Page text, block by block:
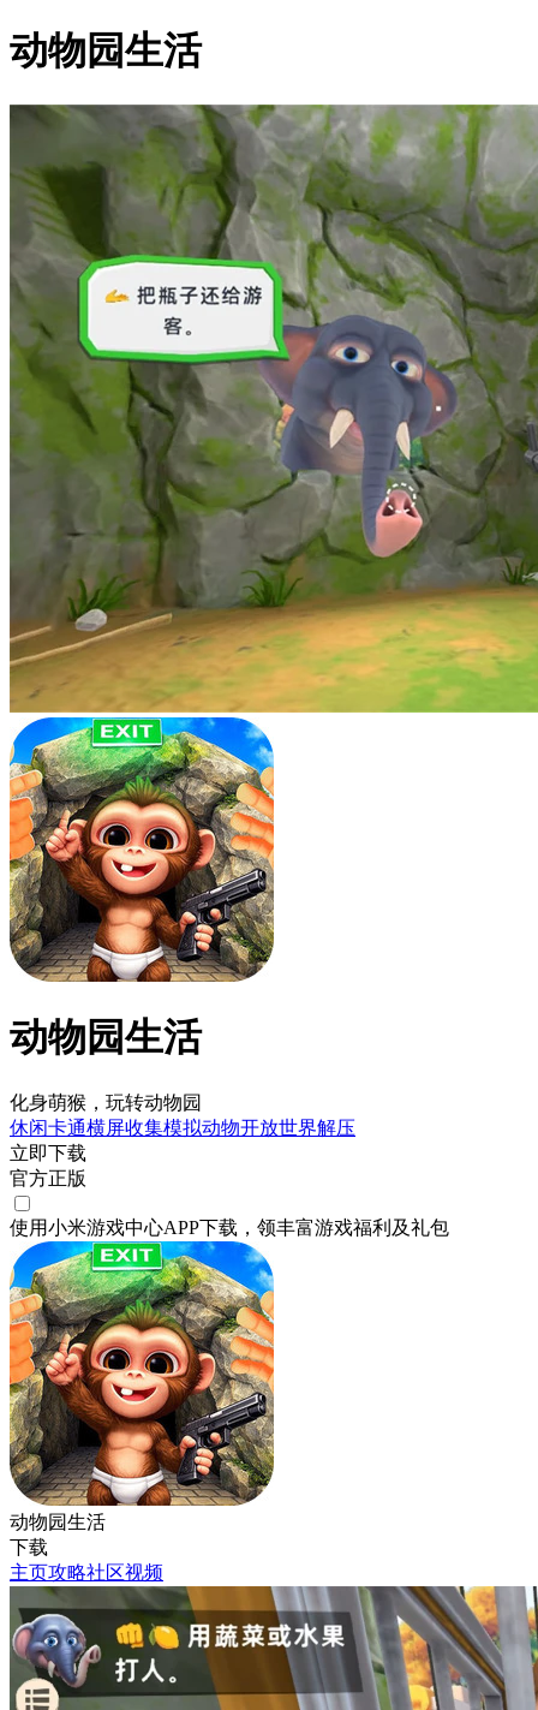
动物园生活
动物园生活
化身萌猴，玩转动物园
休闲卡通横屏收集模拟动物开放世界解压
立即下载
官方正版
使用小米游戏中心APP下载 ，领丰富游戏福利 及礼包
动物园生活
下载
主页攻略社区视频